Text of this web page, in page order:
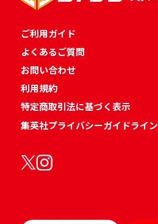
ご利用ガイド
よくあるご質問
お問い合わせ
利用規約
特定商取引法に基づく表示
集英社プライバシーガイドライン